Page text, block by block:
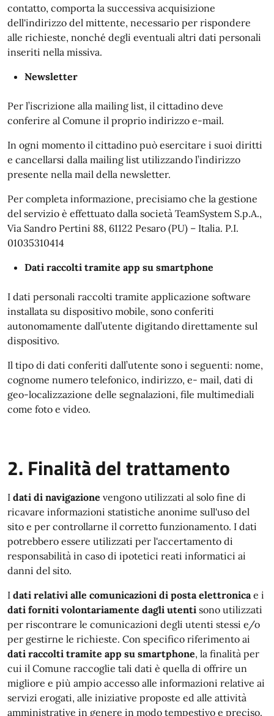
contatto, comporta la successiva acquisizione
dell'indirizzo del mittente, necessario per rispondere
alle richieste, nonché degli eventuali altri dati personali
inseriti nella missiva.
Newsletter
Per l’iscrizione alla mailing list, il cittadino deve
conferire al Comune il proprio indirizzo e-mail.
In ogni momento il cittadino può esercitare i suoi diritti
e cancellarsi dalla mailing list utilizzando l’indirizzo
presente nella mail della newsletter.
Per completa informazione, precisiamo che la gestione
del servizio è effettuato dalla società TeamSystem S.p.A.,
Via Sandro Pertini 88, 61122 Pesaro (PU) – Italia. P.I.
01035310414
Dati raccolti tramite app su smartphone
I dati personali raccolti tramite applicazione software
installata su dispositivo mobile, sono conferiti
autonomamente dall’utente digitando direttamente sul
dispositivo.
Il tipo di dati conferiti dall’utente sono i seguenti: nome,
cognome numero telefonico, indirizzo, e- mail, dati di
geo-localizzazione delle segnalazioni, file multimediali
come foto e video.
2. Finalità del trattamento
I dati di navigazione vengono utilizzati al solo fine di
ricavare informazioni statistiche anonime sull'uso del
sito e per controllarne il corretto funzionamento. I dati
potrebbero essere utilizzati per l'accertamento di
responsabilità in caso di ipotetici reati informatici ai
danni del sito.
I dati relativi alle comunicazioni di posta elettronicae i
dati forniti volontariamente dagli utenti sono utilizzati
per riscontrare le comunicazioni degli utenti stessi e/o
per gestirne le richieste. Con specifico riferimento ai
dati raccolti tramite app su smartphone, la finalità per
cui il Comune raccoglie tali dati è quella di offrire un
migliore e più ampio accesso alle informazioni relative ai
servizi erogati, alle iniziative proposte ed alle attività
amministrative in genere in modo tempestivo e preciso.